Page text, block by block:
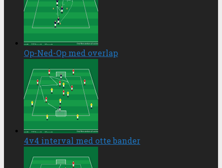
Op-Ned-Op med overlap
4v4 interval med otte bander